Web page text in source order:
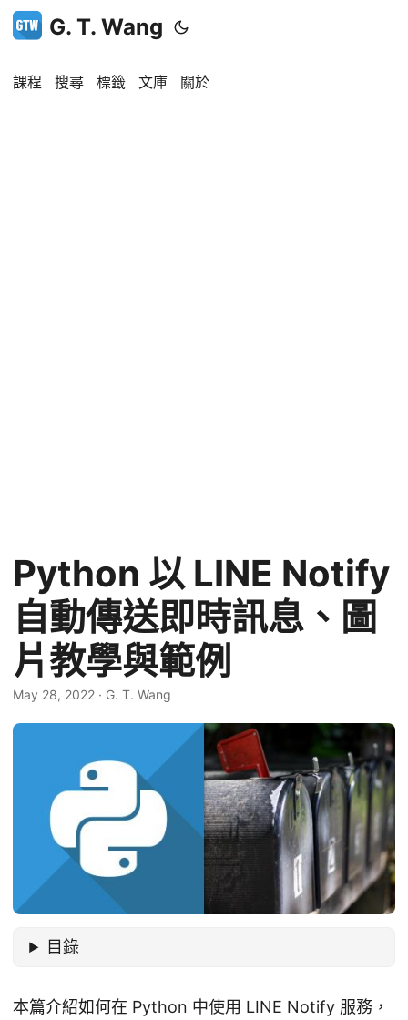
G. T. Wang
課程 搜尋 標籤 文庫 關於
Python 以 LINE Notify
自動傳送即時訊息、圖
片教學與範例
May 28, 2022 · G. T. Wang
目錄
本篇介紹如何在 Python 中使用 LINE Notify 服務，